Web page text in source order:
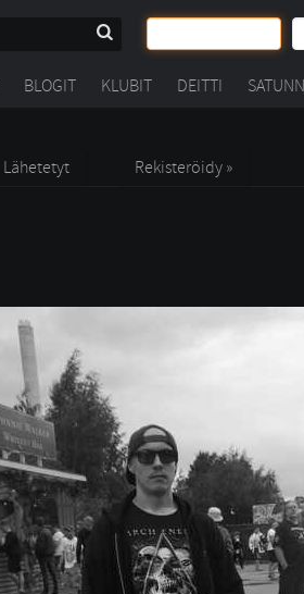
BLOGIT KLUBIT DEITTI
Lähetetyt Rekisteröidy »